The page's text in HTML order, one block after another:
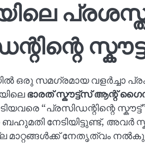
ഒരു സമഗ്രമായ വളർച്ചാ
ഭാരത് സ്കൗട്ട്‌സ് ആന്റ്
“പ്രസിഡന്റിന്റെ
നേടിയിട്ടുണ്ട്, അവർ
മാറ്റങ്ങൾക്ക് നേതൃത്വം